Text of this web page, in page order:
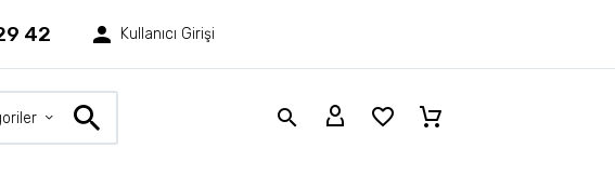
42 Kullanıcı Girişi